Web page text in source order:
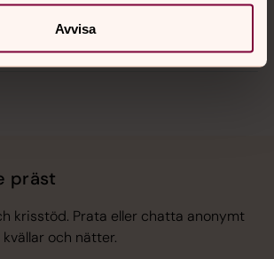
Avvisa
präst
krisstöd. Prata eller chatta anonymt
och nätter.